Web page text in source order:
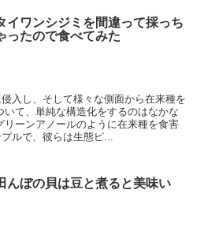
イワンシジミを間違って採っち
ったので食べてみた
入し、そして様々な側面から在来種を
て、単純な構造化をするのはなかな
ーンアノールのように在来種を食害
ルで、彼らは生態ピ...
んぼの貝は豆と煮ると美味い